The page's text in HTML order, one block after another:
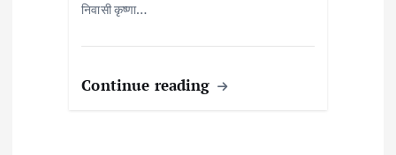
निवासी कृष्णा…
Continue reading